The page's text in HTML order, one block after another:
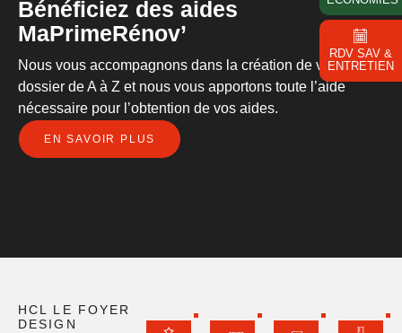
RDV SAV &
ENTRETIEN
Bénéficiez des aides
MaPrimeRénov’
Nous vous accompagnons dans la création de votre
dossier de A à Z et nous vous apportons toute l’aide
nécessaire pour l’obtention de vos aides.
EN SAVOIR PLUS
HCL LE FOYER
DESIGN